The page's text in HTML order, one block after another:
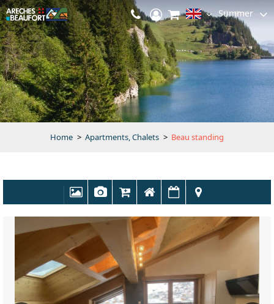
Summer
Home > Apartments, Chalets > Beau standing